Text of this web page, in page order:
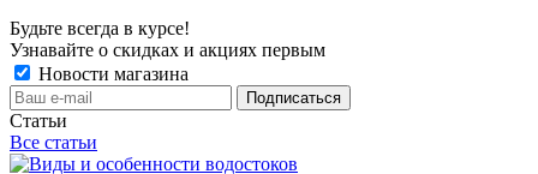
Будьте всегда в курсе!
Узнавайте о скидках и акциях первым
Новости магазина
Статьи
Все статьи